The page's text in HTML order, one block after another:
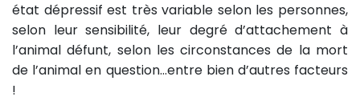
état dépressif est très variable selon les personnes,
selon leur sensibilité, leur degré d’attachement à
l’animal défunt, selon les circonstances de la mort
de l’animal en question…entre bien d’autres facteurs
!